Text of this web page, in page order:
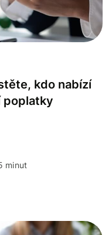
kdo nabízí
poplatky
minut